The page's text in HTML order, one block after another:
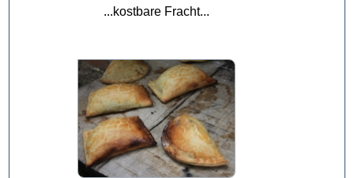
...kostbare Fracht...